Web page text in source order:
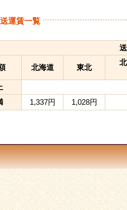
運賃一覧
北海道 東北
1,337円 1,028円